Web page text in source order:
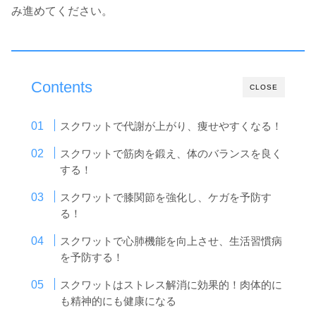
み進めてください。
CLOSE
Contents
スクワットで代謝が上がり、痩せやすくなる！
スクワットで筋肉を鍛え、体のバランスを良く
する！
スクワットで膝関節を強化し、ケガを予防す
る！
スクワットで心肺機能を向上させ、生活習慣病
を予防する！
スクワットはストレス解消に効果的！肉体的に
も精神的にも健康になる